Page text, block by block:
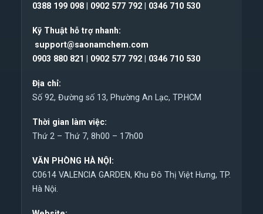
0388 199 098
0902 577 792 0346 710 530
Kỹ Thuật hỗ trợ nhanh:
support@saonamchem.com
0903 880 821 0902 577 792 0346 710 530
Địa chỉ:
Số 92, Đường số 13, Phường An Lạc, TP.HCM
Thời gian làm việc:
Thứ 2 – Thứ 7, 8h00 – 17h00
VĂN PHÒNG HÀ NỘI:
C0614 VALENCIA GARDEN, Khu Đô Thị Việt Hưng, TP.
Hà Nội.